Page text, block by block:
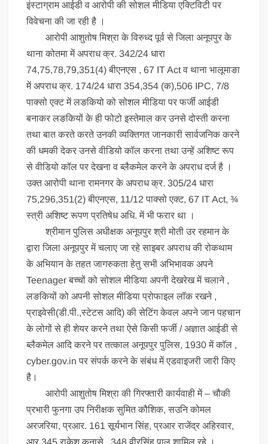
इंस्टाग्राम आईडी व आरोपी की सोशल मीडिया एक्टिविटी पर
विवेचना की जा रही है ।
आरोपी आशुतोष मिश्रा के विरुध्द पूर्व से जिला अनूपपुर के
थाना कोतमा में अपराध क्र. 342/24 धारा
74,75,78,79,351(4) बीएनएस , 67 IT Act व थाना भालूमाङा
में अपराध क्र. 174/24 धारा 354,354 (क),506 IPC, 7/8
पाक्सो एक्ट में लङकियो को सोशल मीडिया पर फर्जी आईडी
बनाकर लङकियों के ही फोटो इस्तेमाल कर उनसे दोस्ती करना
तथा बात करते करते उनकी व्यक्तिगत जानकारी सार्वजनिक करने
की धमकी देकर उनसे वीडियो कॉल करना तथा उन्हें अशिष्ट रूप
से वीडियो कॉल पर देखना व ब्लैकमेल करने के अपराध दर्ज है ।
उक्त आरोपी थाना रामनगर के अपराध क्र. 305/24 धारा
75,296,351(2) बीएनएस, 11/12 पाक्सो एक्ट, 67 IT Act, ¾
स्त्री अशिष्ट रूपण प्रतिषेध अधि. में भी फरार था ।
श्रीमान पुलिस अधीक्षक अनूपपुर श्री मोती उर रहमान के
द्वारा जिला अनूपपुर में चलाए जा रहे साइबर अपराध की रोकथाम
के अभियान के तहत जागरुकता हेतु सभी अभिभावक अपने
Teenager बच्चों को सोशल मीडिया अपनी देखरेख में चलाने ,
लङकियों को अपनी सोशल मीडिया प्रोफाइल लॉक रखने ,
प्राइवेसी(डी.पी.,स्टेटस आदि) की सेटिंग केवल अपने जान पहचान
के लोगों से ही शेयर करने तथा ऐसे किसी फर्जी / अज्ञात आईडी से
ब्लैकमेल आदि करने पर तत्काल अनूपपुर पुलिस, 1930 में काॅल ,
cyber.gov.in पर संपर्क करने के संबंध में एडवाइजरी जारी किए
है।
आरोपी आशुतोष मिश्रा की गिरफ्तारी कार्यवाही में – चौकी
प्रभारी फुनगा उप निरीक्षक सुमित कौशिक, सउनि कोमल
अरजरिया, प्रआर. 161 सूर्यभान सिंह, प्रआर राजेंद्र अहिरवार,
आर 345 राकेश कनासे , 348 वीरसिंह पाल शामिल रहे ।